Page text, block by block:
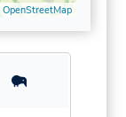
OpenStreetMap